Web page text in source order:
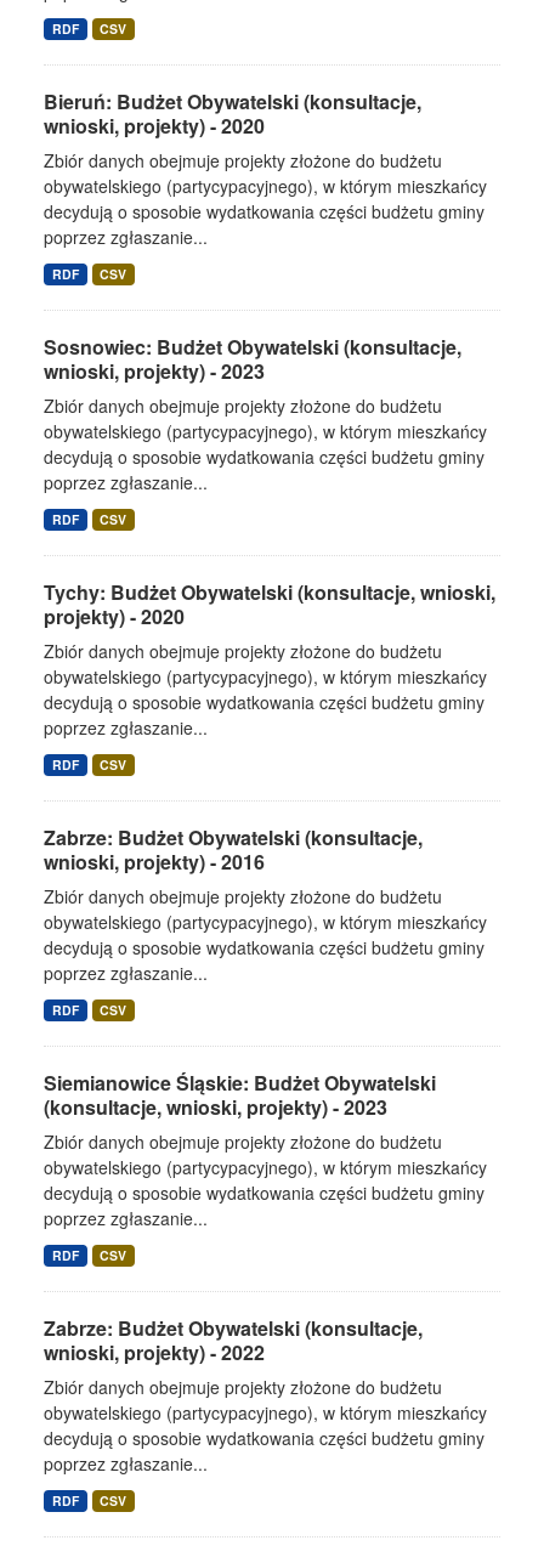
RDF CSV
Bieruń: Budżet Obywatelski (konsultacje,
wnioski, projekty) - 2020
Zbiór danych obejmuje projekty złożone do budżetu
obywatelskiego (partycypacyjnego), w którym mieszkańcy
decydują o sposobie wydatkowania części budżetu gminy
poprzez zgłaszanie...
RDF CSV
Sosnowiec: Budżet Obywatelski (konsultacje,
wnioski, projekty) - 2023
Zbiór danych obejmuje projekty złożone do budżetu
obywatelskiego (partycypacyjnego), w którym mieszkańcy
decydują o sposobie wydatkowania części budżetu gminy
poprzez zgłaszanie...
RDF CSV
Tychy: Budżet Obywatelski (konsultacje, wnioski,
projekty) - 2020
Zbiór danych obejmuje projekty złożone do budżetu
obywatelskiego (partycypacyjnego), w którym mieszkańcy
decydują o sposobie wydatkowania części budżetu gminy
poprzez zgłaszanie...
RDF CSV
Zabrze: Budżet Obywatelski (konsultacje,
wnioski, projekty) - 2016
Zbiór danych obejmuje projekty złożone do budżetu
obywatelskiego (partycypacyjnego), w którym mieszkańcy
decydują o sposobie wydatkowania części budżetu gminy
poprzez zgłaszanie...
RDF CSV
Siemianowice Śląskie: Budżet Obywatelski
(konsultacje, wnioski, projekty) - 2023
Zbiór danych obejmuje projekty złożone do budżetu
obywatelskiego (partycypacyjnego), w którym mieszkańcy
decydują o sposobie wydatkowania części budżetu gminy
poprzez zgłaszanie...
RDF CSV
Zabrze: Budżet Obywatelski (konsultacje,
wnioski, projekty) - 2022
Zbiór danych obejmuje projekty złożone do budżetu
obywatelskiego (partycypacyjnego), w którym mieszkańcy
decydują o sposobie wydatkowania części budżetu gminy
poprzez zgłaszanie...
RDF CSV